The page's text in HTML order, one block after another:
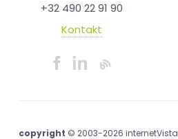
+32 490 22 91 90
Kontakt
copyright © 2003-2026 internetVista